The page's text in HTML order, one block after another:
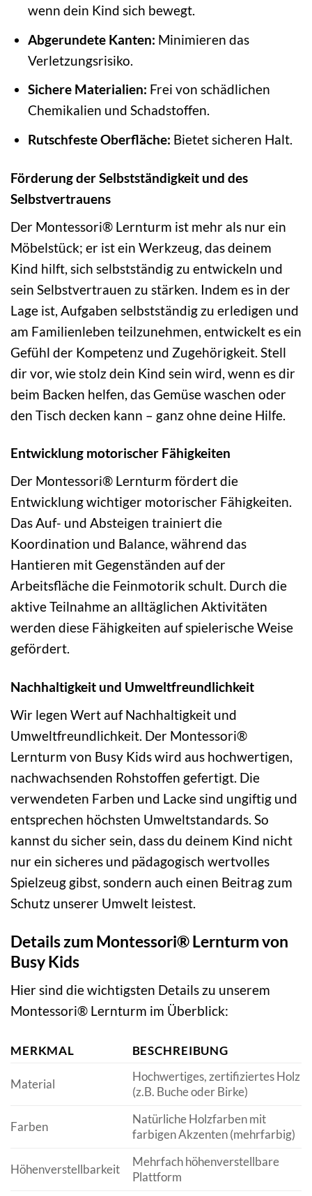
wenn dein Kind sich bewegt.
Abgerundete Kanten: Minimieren das
Verletzungsrisiko.
Sichere Materialien: Frei von schädlichen
Chemikalien und Schadstoffen.
Rutschfeste Oberfläche: Bietet sicheren Halt.
Förderung der Selbstständigkeit und des
Selbstvertrauens
Der Montessori® Lernturm ist mehr als nur ein
Möbelstück; er ist ein Werkzeug, das deinem
Kind hilft, sich selbstständig zu entwickeln und
sein Selbstvertrauen zu stärken. Indem es in der
Lage ist, Aufgaben selbstständig zu erledigen und
am Familienleben teilzunehmen, entwickelt es ein
Gefühl der Kompetenz und Zugehörigkeit. Stell
dir vor, wie stolz dein Kind sein wird, wenn es dir
beim Backen helfen, das Gemüse waschen oder
den Tisch decken kann – ganz ohne deine Hilfe.
Entwicklung motorischer Fähigkeiten
Der Montessori® Lernturm fördert die
Entwicklung wichtiger motorischer Fähigkeiten.
Das Auf- und Absteigen trainiert die
Koordination und Balance, während das
Hantieren mit Gegenständen auf der
Arbeitsfläche die Feinmotorik schult. Durch die
aktive Teilnahme an alltäglichen Aktivitäten
werden diese Fähigkeiten auf spielerische Weise
gefördert.
Nachhaltigkeit und Umweltfreundlichkeit
Wir legen Wert auf Nachhaltigkeit und
Umweltfreundlichkeit. Der Montessori®
Lernturm von Busy Kids wird aus hochwertigen,
nachwachsenden Rohstoffen gefertigt. Die
verwendeten Farben und Lacke sind ungiftig und
entsprechen höchsten Umweltstandards. So
kannst du sicher sein, dass du deinem Kind nicht
nur ein sicheres und pädagogisch wertvolles
Spielzeug gibst, sondern auch einen Beitrag zum
Schutz unserer Umwelt leistest.
Details zum Montessori® Lernturm von
Busy Kids
Hier sind die wichtigsten Details zu unserem
Montessori® Lernturm im Überblick:
MERKMAL BESCHREIBUNG
Material
Hochwertiges, zertifiziertes Holz
(z.B. Buche oder Birke)
Farben
Natürliche Holzfarben mit
farbigen Akzenten (mehrfarbig)
Höhenverstellbarkeit
Mehrfach höhenverstellbare
Plattform